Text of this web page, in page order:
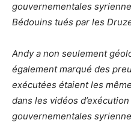
gouvernementales
Bédouins tués par les
Andy a non seulement
également marqué des
exécutées étaient les
dans les vidéos
gouvernementales